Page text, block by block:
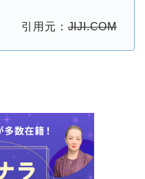
引用元：JIJI.COM